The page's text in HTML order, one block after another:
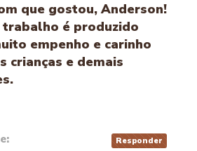
que gostou, Anderson!
trabalho é produzido
empenho e carinho
crianças e demais
Responder